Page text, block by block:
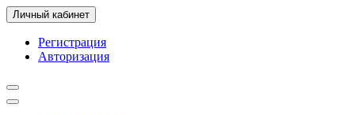
Личный кабинет
Регистрация
Авторизация